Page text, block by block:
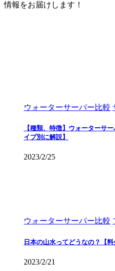
情報をお届けします！
ウォーターサーバー比較
【種類、特徴】ウォーターサ
イプ別に解説】
2023/2/25
ウォーターサーバー比較
日本の山水ってどうなの？【
2023/2/21